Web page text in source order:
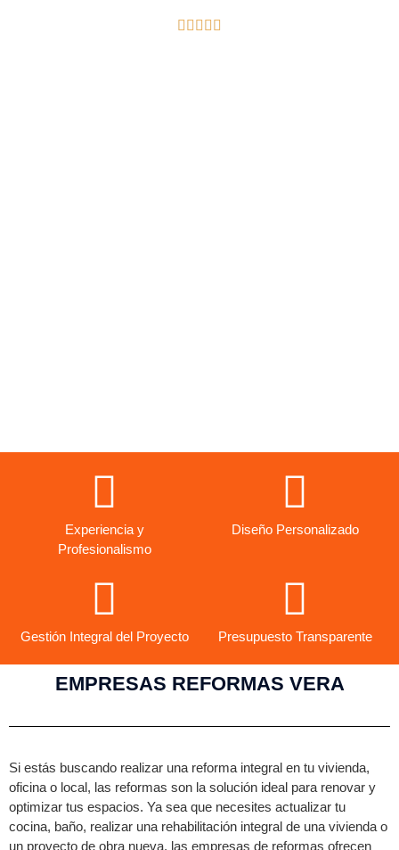
Experiencia y
Profesionalismo
Diseño Personalizado
Gestión Integral del Proyecto Presupuesto Transparente
EMPRESAS REFORMAS VERA
Si estás buscando realizar una reforma integral en tu vivienda,
oficina o local, las reformas son la solución ideal para renovar y
optimizar tus espacios. Ya sea que necesites actualizar tu
cocina, baño, realizar una rehabilitación integral de una vivienda o
un proyecto de obra nueva, las empresas de reformas ofrecen